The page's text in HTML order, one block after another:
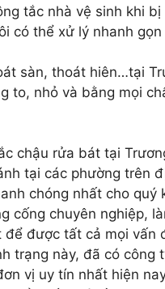
tắc nhà vệ sinh khi
có thể xử lý nhanh
sàn, thoát hiên…tại
to, nhỏ và bằng mọi
chậu rửa bát tại
tại các phường trên
chóng nhất cho quý
cống chuyên nghiệp,
được tất cả mọi vấn
trạng này, đã có công
vị uy tín nhất hiện